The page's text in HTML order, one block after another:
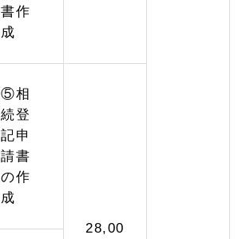
書作
成
⑤相
続登
記申
請書
の作
成
28,00